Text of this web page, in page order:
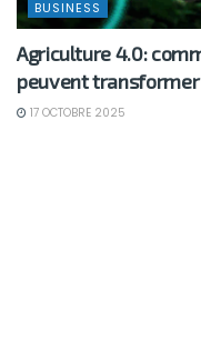
BUSINESS
Agriculture 4.0:
peuvent transformer
17 OCTOBRE 2025